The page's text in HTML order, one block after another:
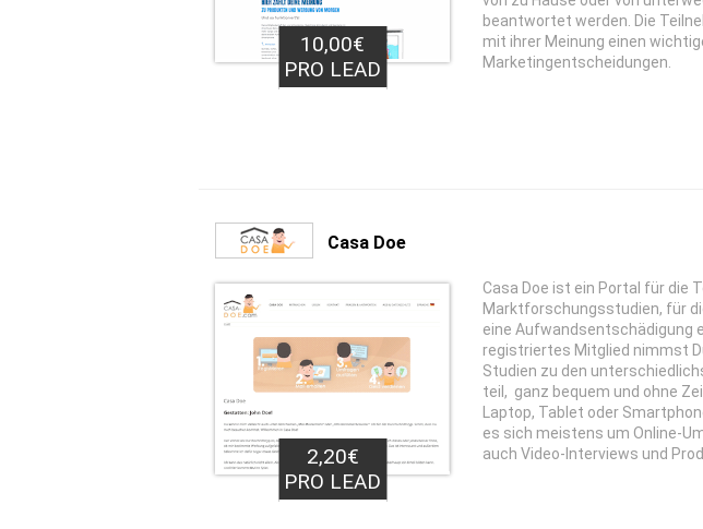
10,00€
PRO LEAD
beantwortet werden. Die
mit ihrer Meinung einen
Marketingentscheidungen.
Casa Doe
2,20€
PRO LEAD
Casa Doe ist ein Portal für die
Marktforschungsstudien, für
eine Aufwandsentschädigung
registriertes Mitglied nimmst
Studien zu den
teil, ganz bequem und ohne
Laptop, Tablet oder
es sich meistens um Online-
auch Video-Interviews und